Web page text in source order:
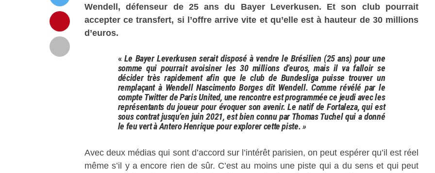
Wendell, défenseur de 25 ans du Bayer Leverkusen. Et son club pourrait
accepter ce transfert, si l’offre arrive vite et qu’elle est à hauteur de 30 millions
d’euros.
« Le Bayer Leverkusen serait disposé à vendre le Brésilien (25 ans) pour une
somme qui pourrait avoisiner les 30 millions d’euros, mais il va falloir se
décider très rapidement afin que le club de Bundesliga puisse trouver un
remplaçant à Wendell Nascimento Borges dit Wendell. Comme révélé par le
compte Twitter de Paris United, une rencontre est programmée ce jeudi avec les
représentants du joueur pour évoquer son avenir. Le natif de Fortaleza, qui est
sous contrat jusqu’en juin 2021, est bien connu par Thomas Tuchel qui a donné
le feu vert à Antero Henrique pour explorer cette piste. »
Avec deux médias qui sont d’accord sur l’intérêt parisien, on peut espérer qu’il est réel
même s’il y a encore rien de sûr. C’est au moins une piste qui a du sens et qui peut